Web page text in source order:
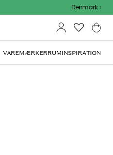
Denmark
VAREMÆRKERRUMINSPIRATION